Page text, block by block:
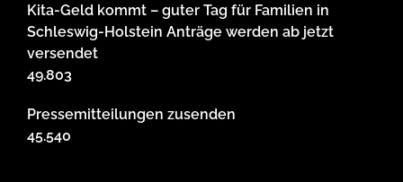
Kita-Geld kommt – guter Tag für Familien in
Schleswig-Holstein Anträge werden ab jetzt
versendet
49.803
Pressemitteilungen zusenden
45.540